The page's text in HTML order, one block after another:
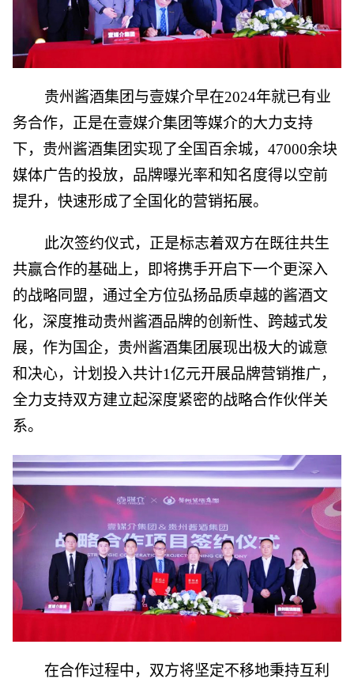
贵州酱酒集团与壹媒介早在2024年就已有业
务合作，正是在壹媒介集团等媒介的大力支持
下，贵州酱酒集团实现了全国百余城，47000余块
媒体广告的投放，品牌曝光率和知名度得以空前
提升，快速形成了全国化的营销拓展。
此次签约仪式，正是标志着双方在既往共生
共赢合作的基础上，即将携手开启下一个更深入
的战略同盟，通过全方位弘扬品质卓越的酱酒文
化，深度推动贵州酱酒品牌的创新性、跨越式发
展，作为国企，贵州酱酒集团展现出极大的诚意
和决心，计划投入共计1亿元开展品牌营销推广，
全力支持双方建立起深度紧密的战略合作伙伴关
系。
在合作过程中，双方将坚定不移地秉持互利